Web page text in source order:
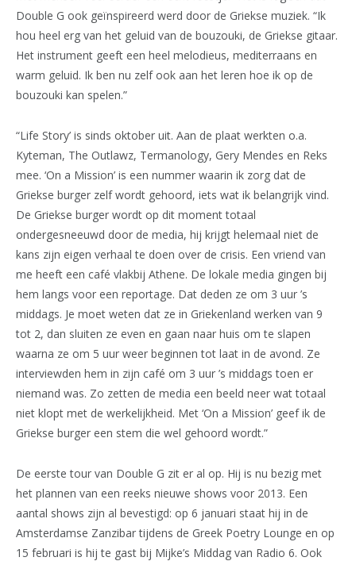
Double G ook geïnspireerd werd door de Griekse muziek. “Ik
hou heel erg van het geluid van de bouzouki, de Griekse gitaar.
Het instrument geeft een heel melodieus, mediterraans en
warm geluid. Ik ben nu zelf ook aan het leren hoe ik op de
bouzouki kan spelen.”
“Life Story’ is sinds oktober uit. Aan de plaat werkten o.a.
Kyteman, The Outlawz, Termanology, Gery Mendes en Reks
mee. ‘On a Mission’ is een nummer waarin ik zorg dat de
Griekse burger zelf wordt gehoord, iets wat ik belangrijk vind.
De Griekse burger wordt op dit moment totaal
ondergesneeuwd door de media, hij krijgt helemaal niet de
kans zijn eigen verhaal te doen over de crisis. Een vriend van
me heeft een café vlakbij Athene. De lokale media gingen bij
hem langs voor een reportage. Dat deden ze om 3 uur ’s
middags. Je moet weten dat ze in Griekenland werken van 9
tot 2, dan sluiten ze even en gaan naar huis om te slapen
waarna ze om 5 uur weer beginnen tot laat in de avond. Ze
interviewden hem in zijn café om 3 uur ’s middags toen er
niemand was. Zo zetten de media een beeld neer wat totaal
niet klopt met de werkelijkheid. Met ‘On a Mission’ geef ik de
Griekse burger een stem die wel gehoord wordt.”
De eerste tour van Double G zit er al op. Hij is nu bezig met
het plannen van een reeks nieuwe shows voor 2013. Een
aantal shows zijn al bevestigd: op 6 januari staat hij in de
Amsterdamse Zanzibar tijdens de Greek Poetry Lounge en op
15 februari is hij te gast bij Mijke’s Middag van Radio 6. Ook